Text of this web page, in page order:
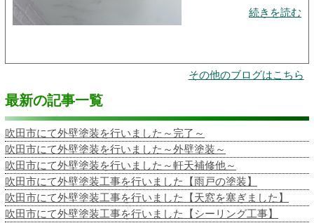
続きを読む
その他のブログはこちら
最新の記事一覧
吹田市にて外壁塗装を行いました～完了～
吹田市にて外壁塗装を行いました～外壁塗装～
吹田市にて外壁塗装を行いました～軒天補修他～
吹田市にて外壁塗装工事を行いました【雨戸の塗装】
吹田市にて外壁塗装工事を行いました【天窓を塞ぎました】
吹田市にて外壁塗装工事を行いました【シーリング工事】